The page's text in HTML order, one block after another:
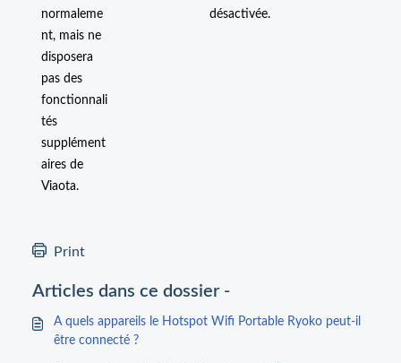
normaleme
nt, mais ne
disposera
pas des
fonctionnali
tés
supplément
aires de
Viaota.
désactivée.
Print
Articles dans ce dossier -
A quels appareils le Hotspot Wifi Portable Ryoko peut-il
être connecté ?